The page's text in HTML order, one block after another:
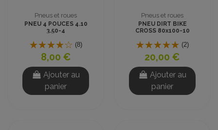
Pneus et roues
PNEU 4 POUCES 4.10
3.50-4
(8)
8,00 €
Ajouter au
panier
Pneus et roues
PNEU DIRT BIKE
CROSS 80x100-10
(2)
20,00 €
Ajouter au
panier